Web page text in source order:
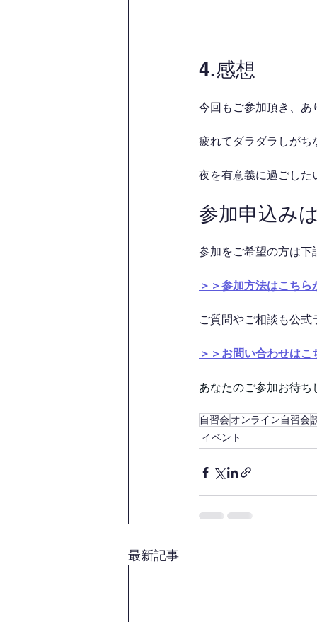
4.感想
今回もご参加頂き、あ
疲れてダラダラしが
夜を有意義に過ごした
参加申込み
参加をご希望の方は下
＞＞参加方法はこちら
ご質問やご相談も公
＞＞お問い合わせはこ
あなたのご参加お待
自習会オンライン自習会
イベント
最新記事